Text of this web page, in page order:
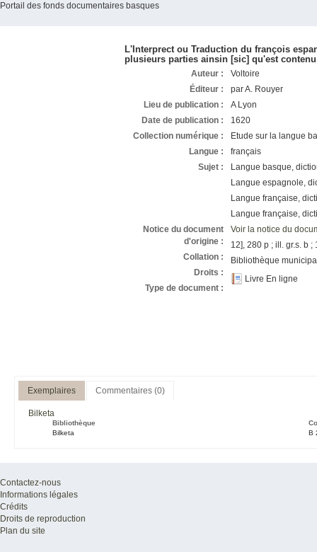
Portail des fonds documentaires basques
L'Interprect ou Traduction du françois
plusieurs parties ainsin [sic] qu'est
Auteur :
Voltoire
Éditeur :
par A. Rouyer
Lieu de publication :
A Lyon
Date de publication :
1620
Collection numérique :
Etude sur la langue
Langue :
français
Sujet :
Langue basque,
Langue espagnole,
Langue française,
Langue française,
Notice du document
d'origine :
Voir la notice du
Collation :
12], 280 p ; ill. gr.s. b
Droits :
Bibliothèque
Type de document :
Livre En ligne
Exemplaires Commentaires (0)
Bilketa
Bibliothèque
Bilketa
B
Contactez-nous
Informations légales
Crédits
Droits de reproduction
Plan du site